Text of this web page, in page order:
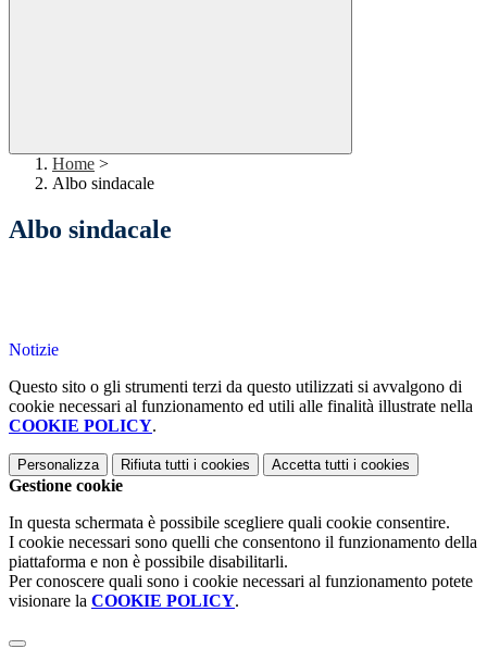
Home >
Albo sindacale
Albo sindacale
Notizie
Questo sito o gli strumenti terzi da questo utilizzati si avvalgono di
cookie necessari al funzionamento ed utili alle finalità illustrate nella
COOKIE POLICY.
Personalizza Rifiuta tutti i cookies Accetta tutti i cookies
Gestione cookie
In questa schermata è possibile scegliere quali cookie consentire.
I cookie necessari sono quelli che consentono il funzionamento della
piattaforma e non è possibile disabilitarli.
Per conoscere quali sono i cookie necessari al funzionamento potete
visionare la COOKIE POLICY.